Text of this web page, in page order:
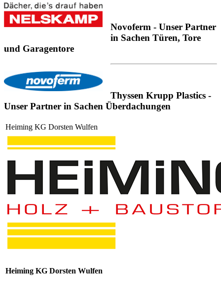
Novoferm - Unser Partner
in Sachen Türen, Tore
und Garagentore
Thyssen Krupp Plastics -
Unser Partner in Sachen Überdachungen
Heiming KG Dorsten Wulfen
Heiming KG Dorsten Wulfen